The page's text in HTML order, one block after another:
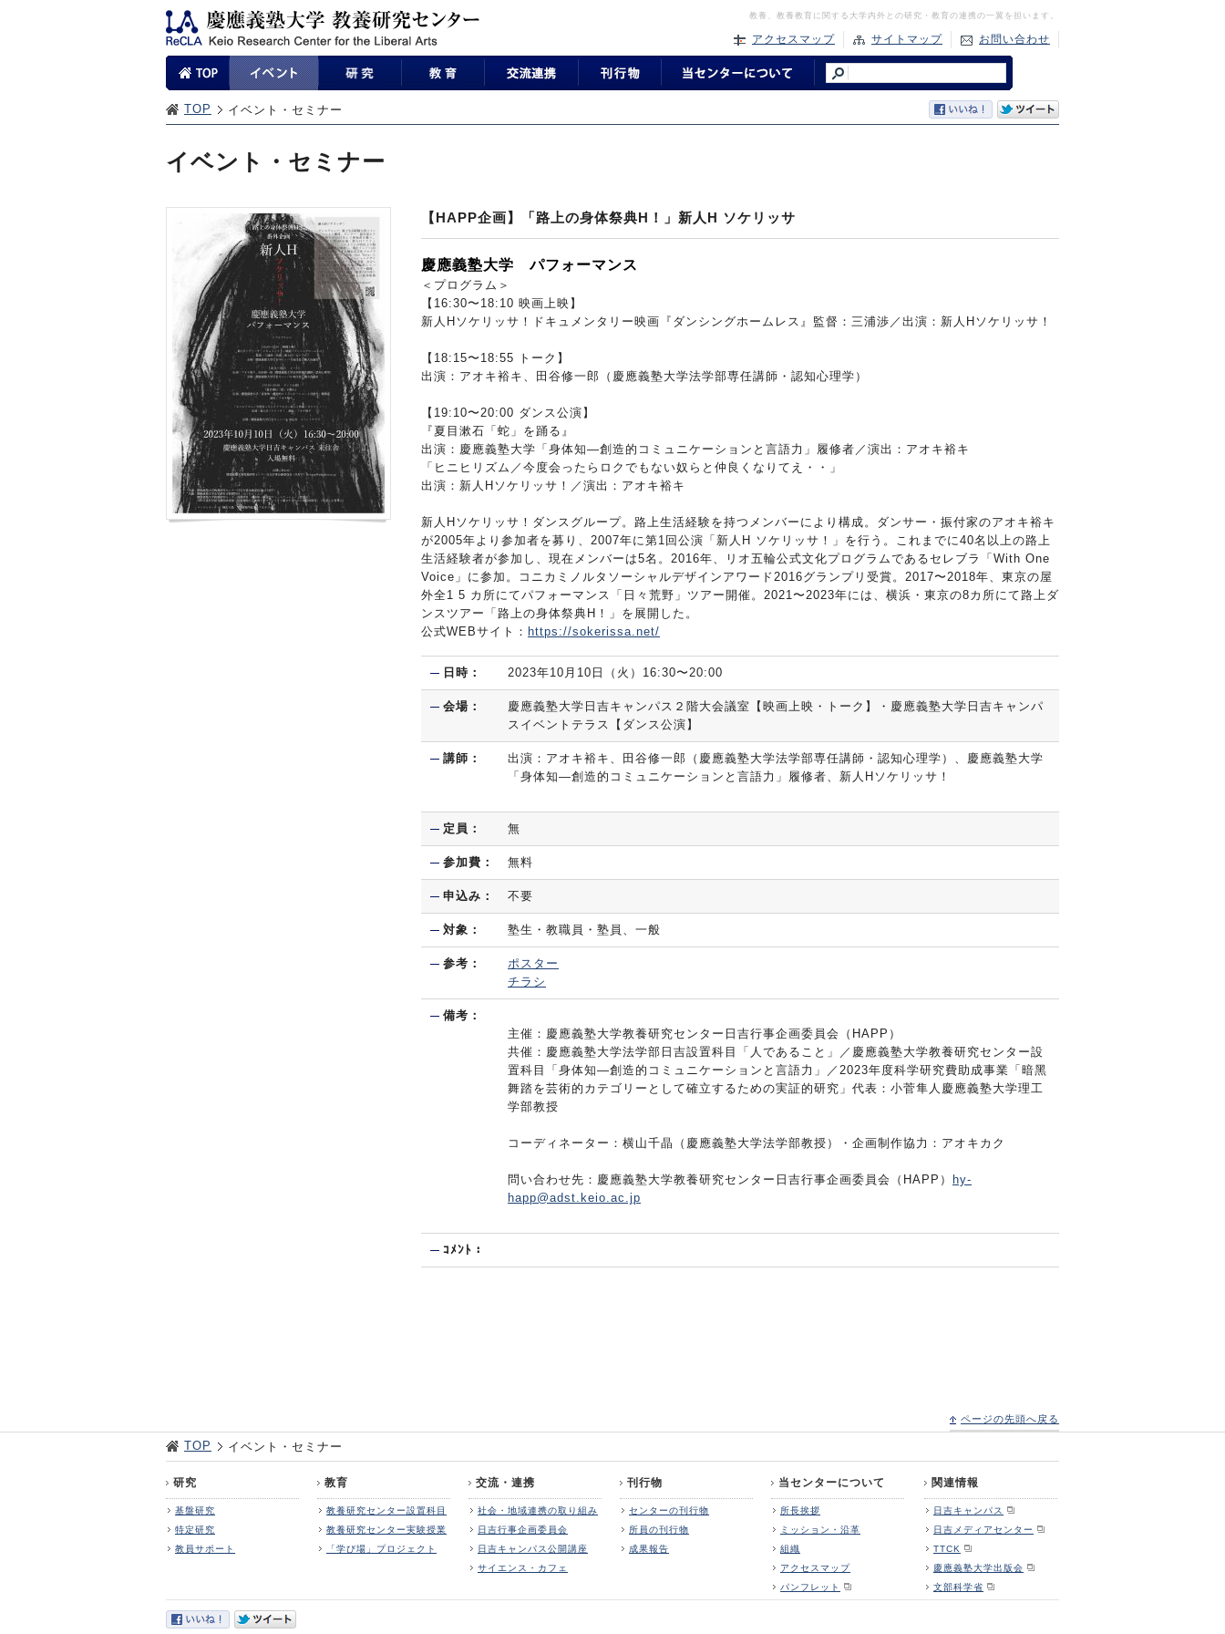
教養、教養教育に関する大学内外との研究・教育の連携の一翼を担います。
アクセスマップ サイトマップ お問い合わせ
TOP イベント・セミナー
イベント・セミナー
【HAPP企画】「路上の⾝体祭典H！」新人H ソケリッサ
慶應義塾⼤学 パフォーマンス
＜プログラム＞
【16:30〜18:10 映画上映】
新⼈Hソケリッサ！ドキュメンタリー映画『ダンシングホームレス』監督：三浦渉／出演：新⼈Hソケリッサ！
【18:15〜18:55 トーク】
出演：アオキ裕キ、⽥⾕修⼀郎（慶應義塾大学法学部専任講師・認知⼼理学）
【19:10〜20:00 ダンス公演】
『夏⽬漱⽯「蛇」を踊る』
出演：慶應義塾⼤学「⾝体知―創造的コミュニケーションと⾔語⼒」履修者／演出：アオキ裕キ
「ヒニヒリズム／今度会ったらロクでもない奴らと仲良くなりてえ・・」
出演：新⼈Hソケリッサ！／演出：アオキ裕キ
新⼈Hソケリッサ！ダンスグループ。路上⽣活経験を持つメンバーにより構成。ダンサー・振付家のアオキ裕キ
が2005年より参加者を募り、2007年に第1回公演「新⼈H ソケリッサ！」を⾏う。これまでに40名以上の路上
⽣活経験者が参加し、現在メンバーは5名。2016年、リオ五輪公式⽂化プログラムであるセレブラ「With One
Voice」に参加。コニカミノルタソーシャルデザインアワード2016グランプリ受賞。2017〜2018年、東京の屋
外全1 5 カ所にてパフォーマンス「⽇々荒野」ツアー開催。2021〜2023年には、横浜・東京の8カ所にて路上ダ
ンスツアー「路上の⾝体祭典H！」を展開した。
公式WEBサイト： https://sokerissa.net/
日時： 2023年10月10日（火）16:30〜20:00
会場：
慶應義塾⼤学⽇吉キャンパス２階⼤会議室【映画上映・トーク】・慶應義塾⼤学⽇吉キャンパ
スイベントテラス【ダンス公演】
講師：
出演：アオキ裕キ、⽥⾕修⼀郎（慶應義塾大学法学部専任講師・認知⼼理学）、慶應義塾⼤学
「⾝体知―創造的コミュニケーションと⾔語⼒」履修者、新⼈Hソケリッサ！
定員： 無
参加費： 無料
申込み： 不要
対象： 塾生・教職員・塾員、一般
参考：
ポスター
チラシ
備考：
主催：慶應義塾⼤学教養研究センター⽇吉⾏事企画委員会（HAPP）
共催：慶應義塾⼤学法学部⽇吉設置科⽬「⼈であること」／慶應義塾⼤学教養研究センター設
置科⽬「⾝体知―創造的コミュニケーションと⾔語⼒」／2023年度科学研究費助成事業「暗⿊
舞踏を芸術的カテゴリーとして確⽴するための実証的研究」代表：⼩菅隼⼈慶應義塾大学理工
学部教授
コーディネーター：横⼭千晶（慶應義塾大学法学部教授）・企画制作協⼒：アオキカク
問い合わせ先：慶應義塾⼤学教養研究センター⽇吉⾏事企画委員会（HAPP）
hy-
happ@adst.keio.ac.jp
ｺﾒﾝﾄ：
ページの先頭へ戻る
TOP イベント・セミナー
研究
基盤研究
特定研究
教員サポート
教育
教養研究センター設置科目
教養研究センター実験授業
「学び場」プロジェクト
交流・連携
社会・地域連携の取り組み
日吉行事企画委員会
日吉キャンパス公開講座
サイエンス・カフェ
刊行物
センターの刊行物
所員の刊行物
成果報告
当センターについて
所長挨拶
ミッション・沿革
組織
アクセスマップ
パンフレット
関連情報
日吉キャンパス
日吉メディアセンター
TTCK
慶應義塾大学出版会
文部科学省